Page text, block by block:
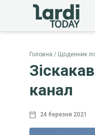
Головна Щоденник
канал
24 березня 2021